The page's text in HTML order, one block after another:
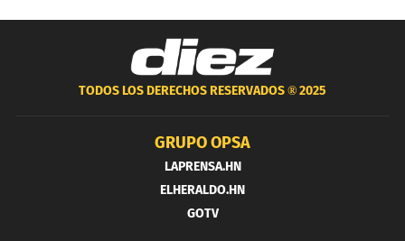
TODOS LOS DERECHOS RESERVADOS ®2025
GRUPO OPSA
LAPRENSA.HN
ELHERALDO.HN
GOTV